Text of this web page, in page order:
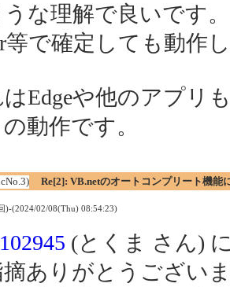
な理解で良いです。
等で確定しても動作
はEdgeや他のアプリ
動作です。
Re[2]: VB.netのオートコンプリート機能
)-(2024/02/08(Thu) 08:54:23)
(とくま さん)
摘ありがとうござい